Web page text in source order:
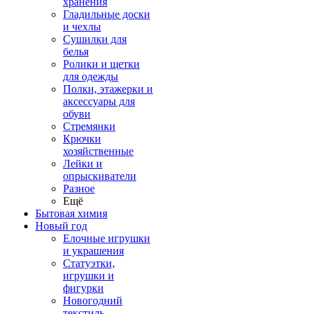
Гладильные доски
и чехлы
Сушилки для
белья
Ролики и щетки
для одежды
Полки, этажерки и
аксессуары для
обуви
Стремянки
Крючки
хозяйственные
Лейки и
опрыскиватели
Разное
Ещё
Бытовая химия
Новый год
Елочные игрушки
и украшения
Статуэтки,
игрушки и
фигурки
Новогодний